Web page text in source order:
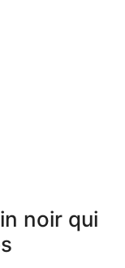
noir qui